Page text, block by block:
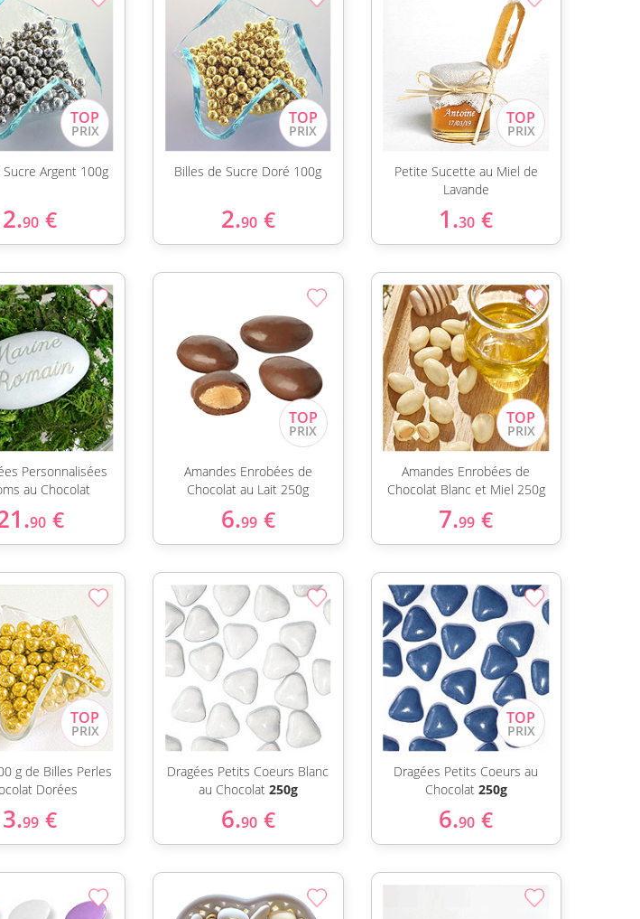
Sucre Argent 100g
2.90 €
Billes de Sucre Doré 100g
2.90 €
Petite Sucette au Miel de
Lavande
1.30 €
Personnalisées
au Chocolat
90 €
Amandes Enrobées de
Chocolat au Lait 250g
6.99 €
Amandes Enrobées de
Chocolat Blanc et Miel 250g
7.99 €
g de Billes Perles
Dorées
3.99 €
Dragées Petits Coeurs Blanc
au Chocolat 250g
6.90 €
Dragées Petits Coeurs au
Chocolat 250g
6.90 €